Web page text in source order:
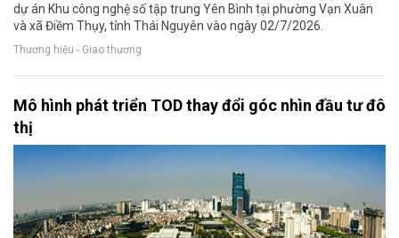
dự án Khu công nghệ số tập trung Yên Bình tại phường Vạn Xuân
và xã Điềm Thụy, tỉnh Thái Nguyên vào ngày 02/7/2026.
Thương hiệu - Giao thương
Mô hình phát triển TOD thay đổi góc nhìn đầu tư đô
thị